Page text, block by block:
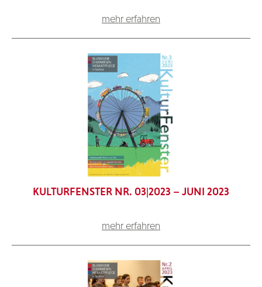
mehr erfahren
KULTURFENSTER NR. 03|2023 – JUNI 2023
mehr erfahren